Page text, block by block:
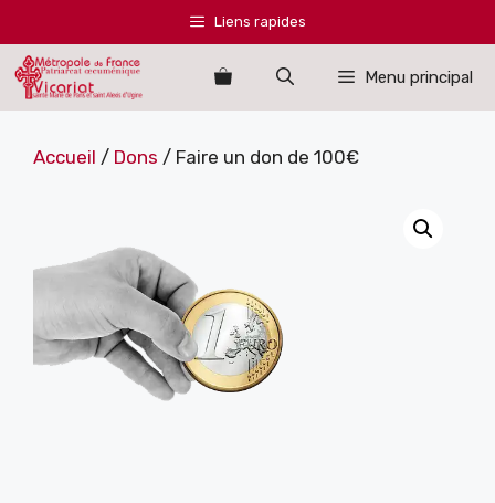
au
contenu
Liens rapides
Menu principal
Accueil / Dons / Faire un don de 100€